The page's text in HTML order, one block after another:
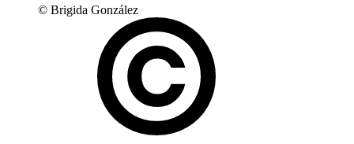
© Brigida González